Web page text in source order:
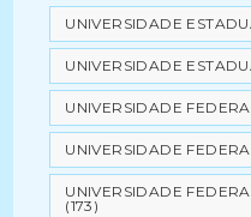
UNIVERSIDADE
UNIVERSIDADE
UNIVERSIDADE
UNIVERSIDADE
UNIVERSIDADE
(173)